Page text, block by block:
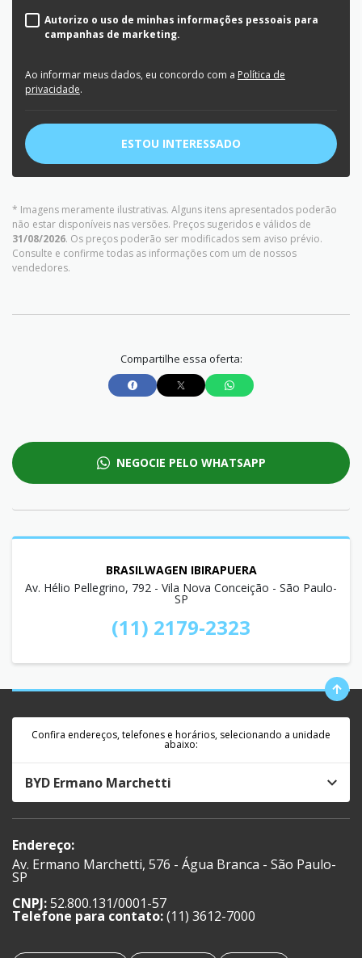
Autorizo o uso de minhas informações pessoais para
campanhas de marketing.
Ao informar meus dados, eu concordo com a Política de
privacidade.
ESTOU INTERESSADO
* Imagens meramente ilustrativas. Alguns itens apresentados poderão
não estar disponíveis nas versões. Preços sugeridos e válidos de
31/08/2026. Os preços poderão ser modificados sem aviso prévio.
Consulte e confirme todas as informações com um de nossos
vendedores.
Compartilhe essa oferta:
NEGOCIE PELO WHATSAPP
BRASILWAGEN IBIRAPUERA
Av. Hélio Pellegrino, 792 - Vila Nova Conceição - São Paulo-
SP
(11) 2179-2323
Confira endereços, telefones e horários, selecionando a unidade
abaixo:
BYD Ermano Marchetti
Endereço:
Av. Ermano Marchetti, 576 - Água Branca - São Paulo-
SP
CNPJ:52.800.131/0001-57
Telefone para contato:(11) 3612-7000